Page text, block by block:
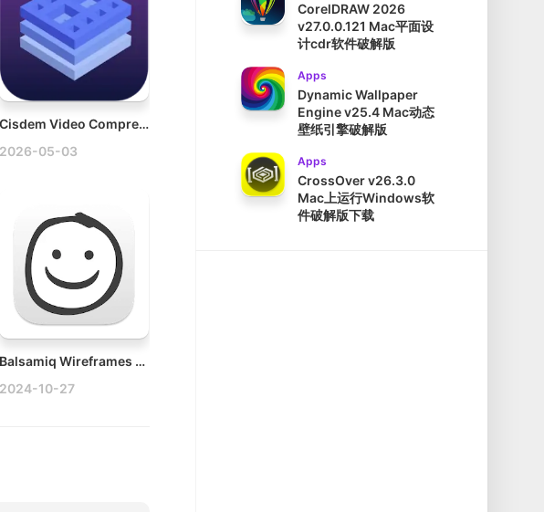
Cisdem Video Compressor v3.0.0 Mac视频压缩工具破解版
2026-05-03
Balsamiq Wireframes v4.7.5 Mac创建草图和低保真线框图破解版
2024-10-27
CorelDRAW 2026
v27.0.0.121 Mac平面设
计cdr软件破解版
Apps
Dynamic Wallpaper
Engine v25.4 Mac动态
壁纸引擎破解版
Apps
CrossOver v26.3.0
Mac上运行Windows软
件破解版下载